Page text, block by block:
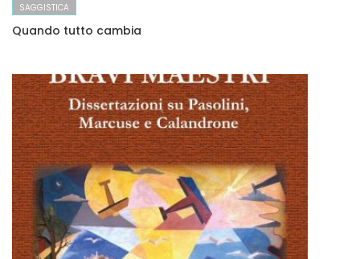
SAGGISTICA
Quando tutto cambia